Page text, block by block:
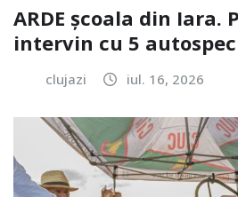
ARDE școala din Iara.
intervin cu 5
clujazi iul. 16, 2026